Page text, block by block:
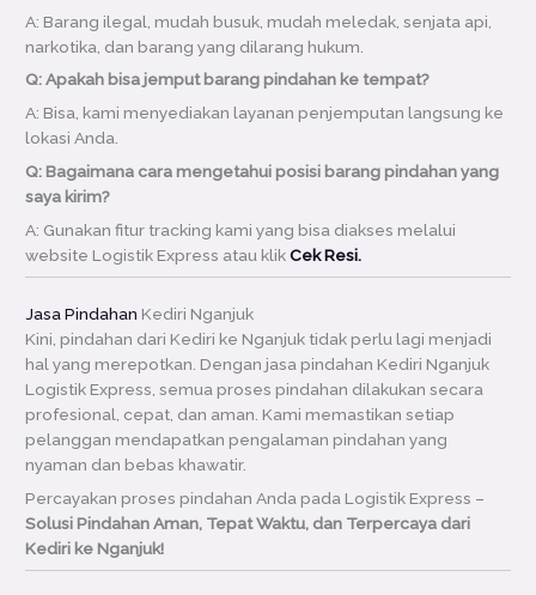
A: Barang ilegal, mudah busuk, mudah meledak, senjata api,
narkotika, dan barang yang dilarang hukum.
Q: Apakah bisa jemput barang pindahan ke tempat?
A: Bisa, kami menyediakan layanan penjemputan langsung ke
lokasi Anda.
Q: Bagaimana cara mengetahui posisi barang pindahan yang
saya kirim?
A: Gunakan fitur tracking kami yang bisa diakses melalui
website Logistik Express atau klikCek Resi.
Jasa Pindahan Kediri Nganjuk
Kini, pindahan dari Kediri ke Nganjuk tidak perlu lagi menjadi
hal yang merepotkan. Dengan jasa pindahan Kediri Nganjuk
Logistik Express, semua proses pindahan dilakukan secara
profesional, cepat, dan aman. Kami memastikan setiap
pelanggan mendapatkan pengalaman pindahan yang
nyaman dan bebas khawatir.
Percayakan proses pindahan Anda pada Logistik Express –
Solusi Pindahan Aman, Tepat Waktu, dan Terpercaya dari
Kediri ke Nganjuk!